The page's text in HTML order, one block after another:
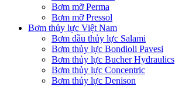
Bơm mỡ Perma
Bơm mỡ Pressol
Bơm thủy lực Việt Nam
Bơm dầu thủy lực Salami
Bơm thủy lực Bondioli Pavesi
Bơm thủy lực Bucher Hydraulics
Bơm thủy lực Concentric
Bơm thủy lực Denison